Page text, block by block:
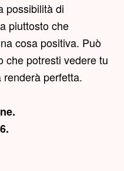
possibilità di
piuttosto che
cosa positiva. Può
che potresti vedere tu
perfetta.
.